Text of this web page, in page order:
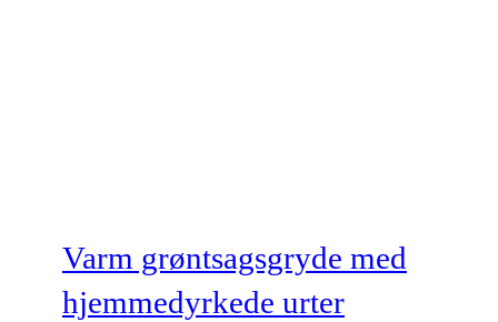
Varm grøntsagsgryde med
hjemmedyrkede urter